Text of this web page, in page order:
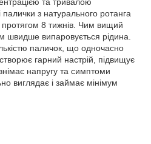
з натурального ротанга
8 тижнів. Чим вищий
швидше випаровується рідина.
паличок, що одночасно
гарний настрій, підвищує
напругу та симптоми
виглядає і займає мінімум